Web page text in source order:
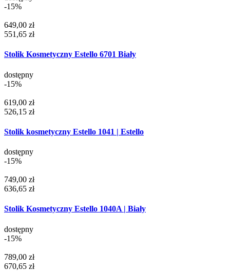
-15%
649,00 zł
551,65 zł
Stolik Kosmetyczny Estello 6701 Biały
dostępny
-15%
619,00 zł
526,15 zł
Stolik kosmetyczny Estello 1041 | Estello
dostępny
-15%
749,00 zł
636,65 zł
Stolik Kosmetyczny Estello 1040A | Biały
dostępny
-15%
789,00 zł
670,65 zł